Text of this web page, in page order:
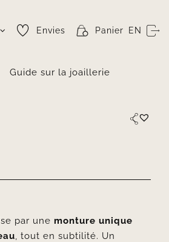
Envies Panier EN
Guide sur la joaillerie
par une monture unique
, tout en subtilité. Un